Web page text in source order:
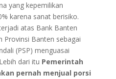
yang kepemilikan
karena sanat berisiko.
atas Bank Banten
Provinsi Banten sebagai
(PSP) menguasai
dari itu Pemerintah
pernah menjual porsi